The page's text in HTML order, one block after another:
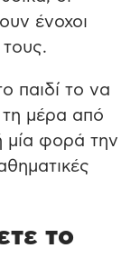
ένοχοι
τους.
παιδί το να
μέρα από
μία φορά την
το